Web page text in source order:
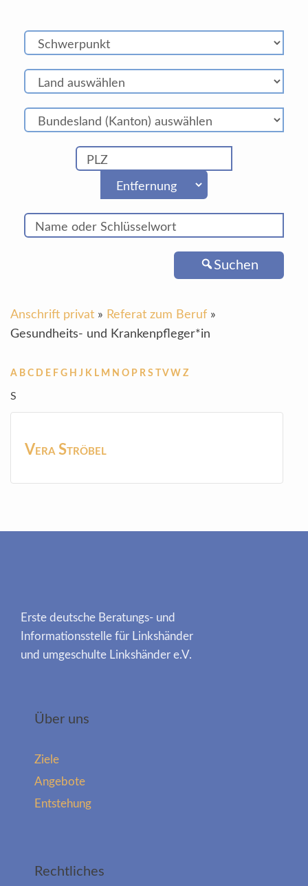
Suchen
Anschrift privat » Referat zum Beruf »
Gesundheits- und Krankenpfleger*in
A B C D E F G H J K L M N O P R S V W Z
S
Vera Ströbel
Erste deutsche Beratungs- und
Informationsstelle für Linkshänder
und umgeschulte Linkshänder e.V.
Über uns
Ziele
Angebote
Entstehung
Rechtliches